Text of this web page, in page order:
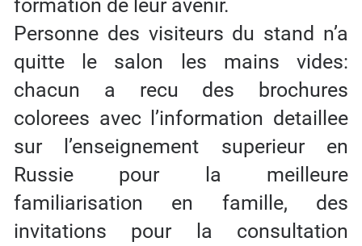
formation de leur avenir.
Personne des visiteurs du stand n’a
quitte le salon les mains vides:
chacun a recu des brochures
colorees avec l’information detaillee
sur l’enseignement superieur en
Russie pour la meilleure
familiarisation en famille, des
invitations pour la consultation